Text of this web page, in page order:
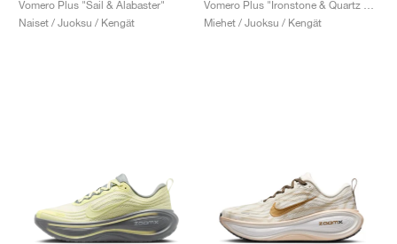
Vomero Plus "Sail & Alabaster"
Naiset / Juoksu / Kengät
Miehet / Juoksu / Kengät